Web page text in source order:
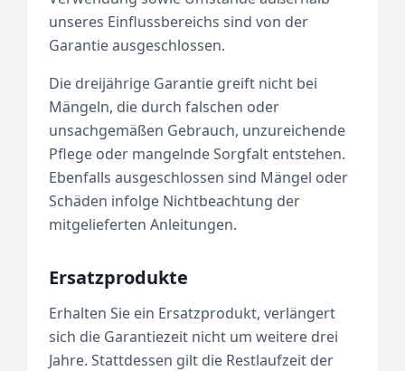
unseres Einflussbereichs sind von der
Garantie ausgeschlossen.
Die dreijährige Garantie greift nicht bei
Mängeln, die durch falschen oder
unsachgemäßen Gebrauch, unzureichende
Pflege oder mangelnde Sorgfalt entstehen.
Ebenfalls ausgeschlossen sind Mängel oder
Schäden infolge Nichtbeachtung der
mitgelieferten Anleitungen.
Ersatzprodukte
Erhalten Sie ein Ersatzprodukt, verlängert
sich die Garantiezeit nicht um weitere drei
Jahre. Stattdessen gilt die Restlaufzeit der